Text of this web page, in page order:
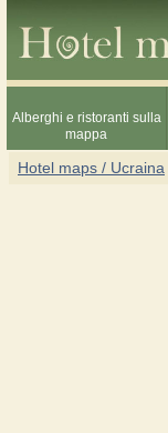
Alberghi e ristoranti sulla
mappa
Hotel maps / Ucraina